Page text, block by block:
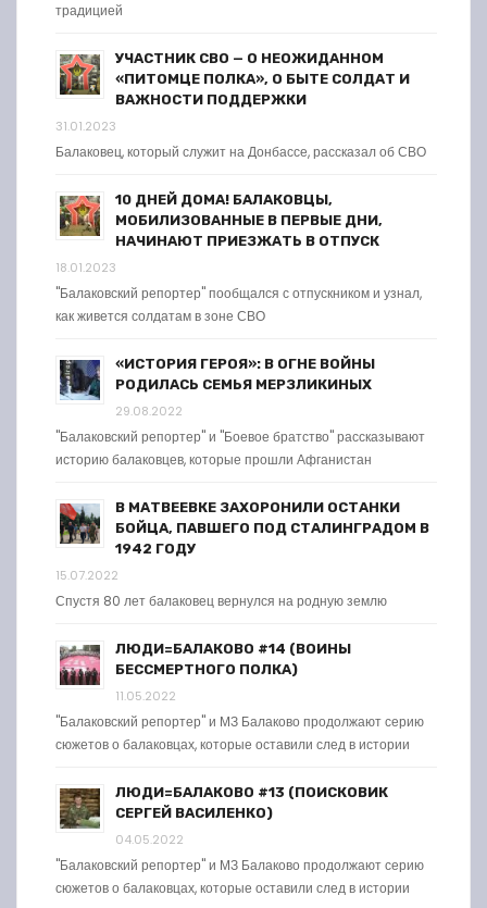
традицией
УЧАСТНИК СВО — О НЕОЖИДАННОМ
«ПИТОМЦЕ ПОЛКА», О БЫТЕ СОЛДАТ И
ВАЖНОСТИ ПОДДЕРЖКИ
31.01.2023
Балаковец, который служит на Донбассе, рассказал об СВО
10 ДНЕЙ ДОМА! БАЛАКОВЦЫ,
МОБИЛИЗОВАННЫЕ В ПЕРВЫЕ ДНИ,
НАЧИНАЮТ ПРИЕЗЖАТЬ В ОТПУСК
18.01.2023
"Балаковский репортер" пообщался с отпускником и узнал,
как живется солдатам в зоне СВО
«ИСТОРИЯ ГЕРОЯ»: В ОГНЕ ВОЙНЫ
РОДИЛАСЬ СЕМЬЯ МЕРЗЛИКИНЫХ
29.08.2022
"Балаковский репортер" и "Боевое братство" рассказывают
историю балаковцев, которые прошли Афганистан
В МАТВЕЕВКЕ ЗАХОРОНИЛИ ОСТАНКИ
БОЙЦА, ПАВШЕГО ПОД СТАЛИНГРАДОМ В
1942 ГОДУ
15.07.2022
Спустя 80 лет балаковец вернулся на родную землю
ЛЮДИ=БАЛАКОВО #14 (ВОИНЫ
БЕССМЕРТНОГО ПОЛКА)
11.05.2022
"Балаковский репортер" и МЗ Балаково продолжают серию
сюжетов о балаковцах, которые оставили след в истории
ЛЮДИ=БАЛАКОВО #13 (ПОИСКОВИК
СЕРГЕЙ ВАСИЛЕНКО)
04.05.2022
"Балаковский репортер" и МЗ Балаково продолжают серию
сюжетов о балаковцах, которые оставили след в истории